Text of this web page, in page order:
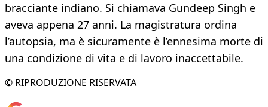
bracciante indiano. Si chiamava Gundeep Singh e
aveva appena 27 anni. La magistratura ordina
l’autopsia, ma è sicuramente è l’ennesima morte di
una condizione di vita e di lavoro inaccettabile.
© RIPRODUZIONE RISERVATA